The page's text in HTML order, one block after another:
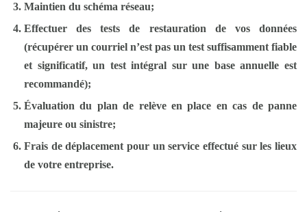
Maintien du schéma réseau;
Effectuer des tests de restauration de vos données
(récupérer un courriel n’est pas un test suffisamment fiable
et significatif, un test intégral sur une base annuelle est
recommandé);
Évaluation du plan de relève en place en cas de panne
majeure ou sinistre;
Frais de déplacement pour un service effectué sur les lieux
de votre entreprise.